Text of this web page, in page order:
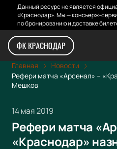
Данный ресурс не является
«Краснодар». Мы — консьерж-
по бронированию и доставке
ФК КРАСНОДАР
Главная
Новости
Рефери матча «Арсенал» –
Мешков
14 мая 2019
Рефери матча
«Краснодар»